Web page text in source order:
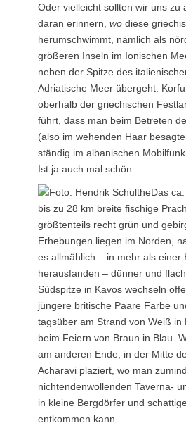
Oder vielleicht sollten wir uns zu
daran erinnern, wo diese
herumschwimmt, nämlich als
größeren Inseln im Ionischen
neben der Spitze des
Adriatische Meer übergeht.
oberhalb der griechischen
führt, dass man beim Betreten
(also im wehenden Haar
ständig im albanischen
Ist ja auch mal schön.
Das
bis zu 28 km breite fischige
größtenteils recht grün und
Erhebungen liegen im Norden,
es allmählich – in mehr als einer
herausfanden – dünner und
Südspitze in Kavos wechseln
jüngere britische Paare Farbe
tagsüber am Strand von Weiß in
beim Feiern von Braun in Blau.
am anderen Ende, in der Mitte
Acharavi plaziert, wo man
nichtendenwollenden Taverna-
in kleine Bergdörfer und
entkommen kann.